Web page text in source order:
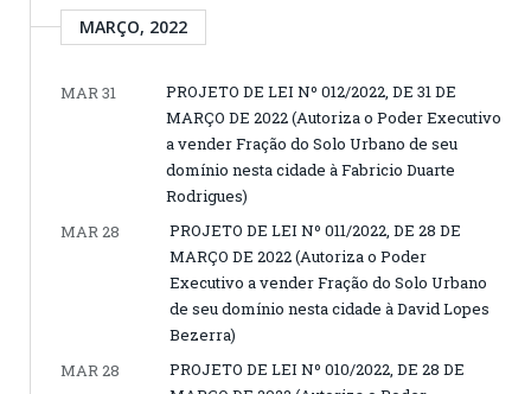
MARÇO, 2022
MAR 31
PROJETO DE LEI Nº 012/2022, DE 31 DE
MARÇO DE 2022 (Autoriza o Poder Executivo
a vender Fração do Solo Urbano de seu
domínio nesta cidade à Fabricio Duarte
Rodrigues)
MAR 28
PROJETO DE LEI Nº 011/2022, DE 28 DE
MARÇO DE 2022 (Autoriza o Poder
Executivo a vender Fração do Solo Urbano
de seu domínio nesta cidade à David Lopes
Bezerra)
MAR 28
PROJETO DE LEI Nº 010/2022, DE 28 DE